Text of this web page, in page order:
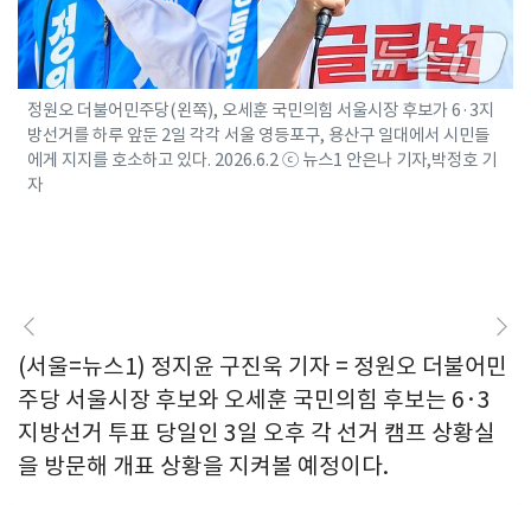
정원오 더불어민주당(왼쪽), 오세훈 국민의힘 서울시장 후보가 6·3지
방선거를 하루 앞둔 2일 각각 서울 영등포구, 용산구 일대에서 시민들
에게 지지를 호소하고 있다. 2026.6.2 ⓒ 뉴스1 안은나 기자,박정호 기
자
(서울=뉴스1) 정지윤 구진욱 기자 = 정원오 더불어민
주당 서울시장 후보와 오세훈 국민의힘 후보는 6·3
지방선거 투표 당일인 3일 오후 각 선거 캠프 상황실
을 방문해 개표 상황을 지켜볼 예정이다.